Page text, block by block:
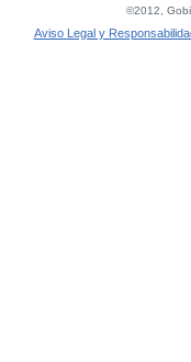
©2012,
Aviso Legal y